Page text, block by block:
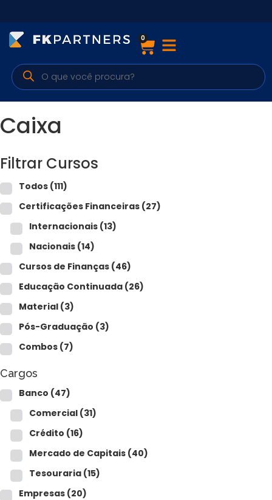
Cursos
Preparatórios Nacionais
Internacionais
Finanças & Edu. Continuada
Por atuação
Sobre nós
Para empresas
0
Caixa
Filtrar Cursos
Todos (111)
Certificações Financeiras (27)
Internacionais (13)
Nacionais (14)
Cursos de Finanças (46)
Educação Continuada (26)
Material (3)
Pós-Graduação (3)
Combos (7)
Cargos
Banco (47)
Comercial (31)
Crédito (16)
Mercado de Capitais (40)
Tesouraria (15)
Empresas (20)